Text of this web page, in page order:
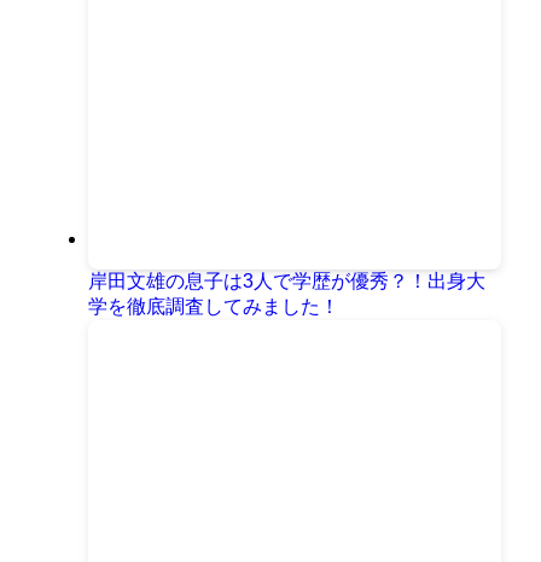
岸田文雄の息子は3人で学歴が優秀？！出身大
学を徹底調査してみました！